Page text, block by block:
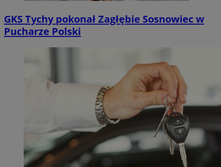
GKS Tychy pokonał Zagłębie Sosnowiec w
Pucharze Polski